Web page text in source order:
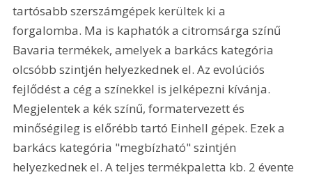
tartósabb szerszámgépek kerültek ki a
forgalomba. Ma is kaphatók a citromsárga színű
Bavaria termékek, amelyek a barkács kategória
olcsóbb szintjén helyezkednek el. Az evolúciós
fejlődést a cég a színekkel is jelképezni kívánja.
Megjelentek a kék színű, formatervezett és
minőségileg is előrébb tartó Einhell gépek. Ezek a
barkács kategória "megbízható" szintjén
helyezkednek el. A teljes termékpaletta kb. 2 évente